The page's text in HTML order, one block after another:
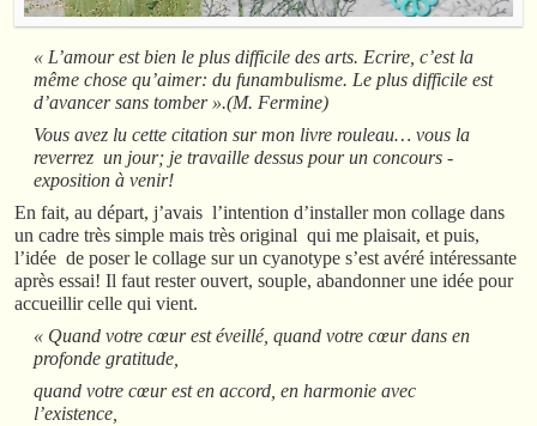
« L’amour est bien le plus difficile des arts. Ecrire, c’est la
même chose qu’aimer: du funambulisme. Le plus difficile est
d’avancer sans tomber ».(M. Fermine)
Vous avez lu cette citation sur mon livre rouleau… vous la
reverrez un jour; je travaille dessus pour un concours -
exposition à venir!
En fait, au départ, j’avais l’intention d’installer mon collage dans
un cadre très simple mais très original qui me plaisait, et puis,
l’idée de poser le collage sur un cyanotype s’est avéré intéressante
après essai! Il faut rester ouvert, souple, abandonner une idée pour
accueillir celle qui vient.
« Quand votre cœur est éveillé, quand votre cœur dans en
profonde gratitude,
quand votre cœur est en accord, en harmonie avec
l’existence,